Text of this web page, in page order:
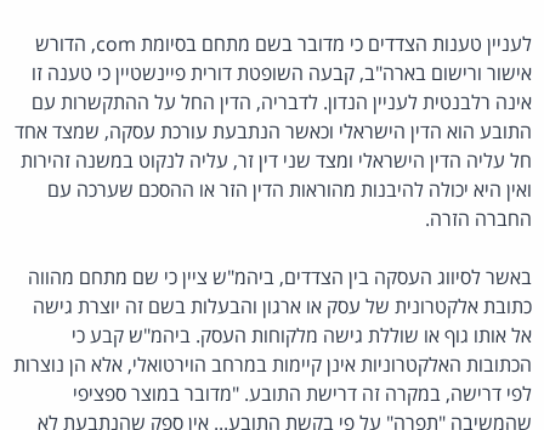
לעניין טענות הצדדים כי מדובר בשם מתחם בסיומת com, הדורש
אישור ורישום בארה"ב, קבעה השופטת דורית פיינשטיין כי טענה זו
אינה רלבנטית לעניין הנדון. לדבריה, הדין החל על ההתקשרות עם
התובע הוא הדין הישראלי וכאשר הנתבעת עורכת עסקה, שמצד אחד
חל עליה הדין הישראלי ומצד שני דין זר, עליה לנקוט במשנה זהירות
ואין היא יכולה להיבנות מהוראות הדין הזר או ההסכם שערכה עם
החברה הזרה.
באשר לסיווג העסקה בין הצדדים, ביהמ"ש ציין כי שם מתחם מהווה
כתובת אלקטרונית של עסק או ארגון והבעלות בשם זה יוצרת גישה
אל אותו גוף או שוללת גישה מלקוחות העסק. ביהמ"ש קבע כי
הכתובות האלקטרוניות אינן קיימות במרחב הוירטואלי, אלא הן נוצרות
לפי דרישה, במקרה זה דרישת התובע. "מדובר במוצר ספציפי
שהמשיבה "תפרה" על פי בקשת התובע... אין ספק שהנתבעת לא